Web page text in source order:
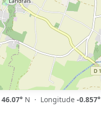
46.07° N · Longitude -0.857°